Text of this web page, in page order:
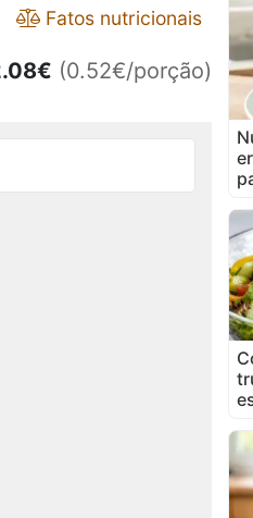
Fatos nutricionais
€ (0.52€/porção)